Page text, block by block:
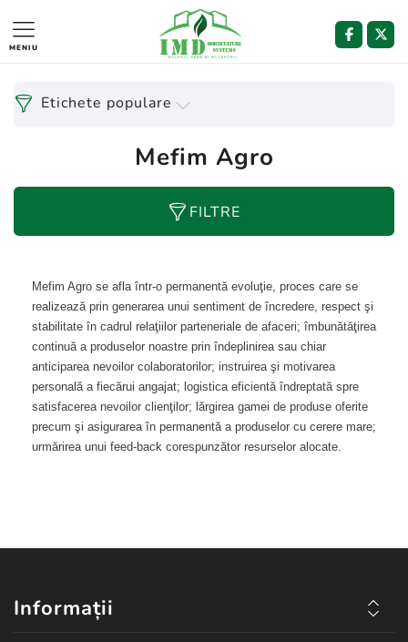
MENIU
Etichete populare
Mefim Agro
FILTRE
Mefim Agro se afla într-o permanentă evoluţie, proces care se
realizează prin generarea unui sentiment de încredere, respect şi
stabilitate în cadrul relaţiilor parteneriale de afaceri; îmbunătăţirea
continuă a produselor noastre prin îndeplinirea sau chiar
anticiparea nevoilor colaboratorilor; instruirea şi motivarea
personală a fiecărui angajat; logistica eficientă îndreptată spre
satisfacerea nevoilor clienţilor; lărgirea gamei de produse oferite
precum şi asigurarea în permanentă a produselor cu cerere mare;
urmărirea unui feed-back corespunzător resurselor alocate.
Informații